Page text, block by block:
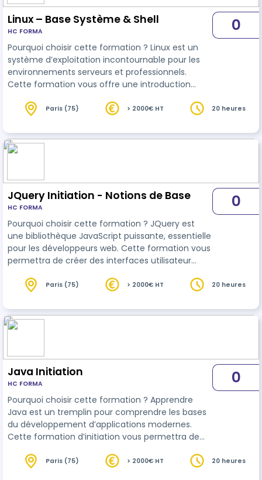
capacités à m…
Linux – Base Système & Shell
HC FORMA
Pourquoi choisir cette formation ? Linux est un
système d’exploitation incontournable pour les
environnements serveurs et professionnels.
Cette formation vous offre une introduction
compétences en scripting Shell pour automatiser
Bases solides : Comprendre les fondamentaux du
système Linux. - Automatisation : Développez vos
0
Paris (75) > 2000€ HT 20 heures
JQuery Initiation - Notions de Base
HC FORMA
Pourquoi choisir cette formation ? JQuery est
une bibliothèque JavaScript puissante, essentielle
pour les développeurs web. Cette formation vous
permettra de créer des interfaces utilisateur
développement web. Avantages de la formation :
JQuery pour développer rapidement des
applications web interactives. - Pratique
0
Paris (75) > 2000€ HT 20 heures
Java Initiation
HC FORMA
Pourquoi choisir cette formation ? Apprendre
Java est un tremplin pour comprendre les bases
du développement d’applications modernes.
Cette formation d’initiation vous permettra de
fondations solides pour des projets futurs.
0
Paris (75) > 2000€ HT 20 heures